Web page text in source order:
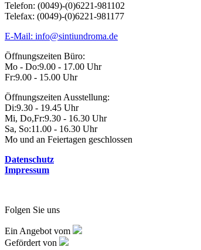
Telefon: (0049)-(0)6221-981102
Telefax: (0049)-(0)6221-981177
E-Mail: info@sintiundroma.de
Öffnungszeiten Büro:
Mo - Do:9.00 - 17.00 Uhr
Fr:9.00 - 15.00 Uhr
Öffnungszeiten Ausstellung:
Di:9.30 - 19.45 Uhr
Mi, Do,Fr:9.30 - 16.30 Uhr
Sa, So:11.00 - 16.30 Uhr
Mo und an Feiertagen geschlossen
Datenschutz
Impressum
Folgen Sie uns
Ein Angebot vom
Gefördert von